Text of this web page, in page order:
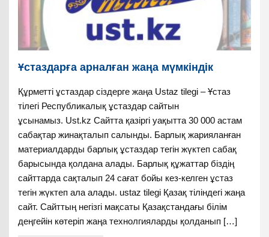
Ұстаздарға арналған жаңа мүмкіндік
Құрметті ұстаздар сіздерге жаңа Ustaz tilegi – Ұстаз
тілегі Республикалық ұстаздар сайтын
ұсынамыз. Ust.kz Сайтта қазіргі уақытта 30 000 астам
сабақтар жинақталып салынды. Барлық жарияланған
материалдарды барлық ұстаздар тегін жүктеп сабақ
барысында қолдана алады. Барлық құжаттар біздің
сайттарда сақталып 24 сағат бойы кез-келген ұстаз
тегін жүктеп ала алады. ustaz tilegi Қазақ тіліндегі жаңа
сайт. Сайттың негізгі мақсаты Қазақстандағы білім
деңгейін көтеріп жаңа технолгияларды қолданып […]